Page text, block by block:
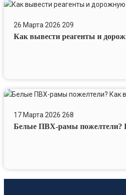
Как
реагенты
26 Марта 2026 209
Как вывести реагенты и
Белые
рамы
пожелтели?
17 Марта 2026 268
Белые ПВХ-рамы пожелтели?